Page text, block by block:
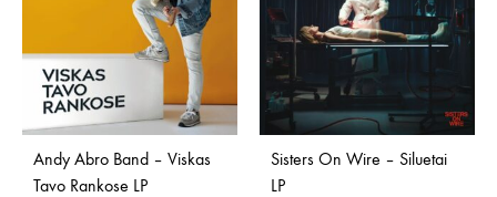
Andy Abro Band – Viskas
Tavo Rankose LP
Sisters On Wire – Siluetai
LP